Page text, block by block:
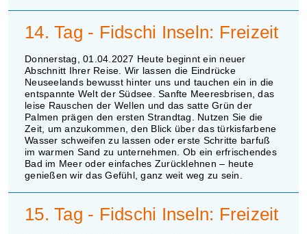
14. Tag - Fidschi Inseln: Freizeit
Donnerstag, 01.04.2027 Heute beginnt ein neuer
Abschnitt Ihrer Reise. Wir lassen die Eindrücke
Neuseelands bewusst hinter uns und tauchen ein in die
entspannte Welt der Südsee. Sanfte Meeresbrisen, das
leise Rauschen der Wellen und das satte Grün der
Palmen prägen den ersten Strandtag. Nutzen Sie die
Zeit, um anzukommen, den Blick über das türkisfarbene
Wasser schweifen zu lassen oder erste Schritte barfuß
im warmen Sand zu unternehmen. Ob ein erfrischendes
Bad im Meer oder einfaches Zurücklehnen – heute
genießen wir das Gefühl, ganz weit weg zu sein.
15. Tag - Fidschi Inseln: Freizeit